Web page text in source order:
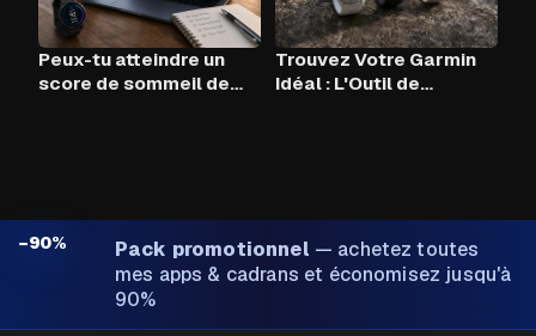
Peux-tu atteindre un
score de sommeil de
Trouvez Votre Garmin
Idéal : L'Outil de
−90% Pack promotionnel — achetez toutes
mes apps & cadrans et économisez jusqu'à
90%